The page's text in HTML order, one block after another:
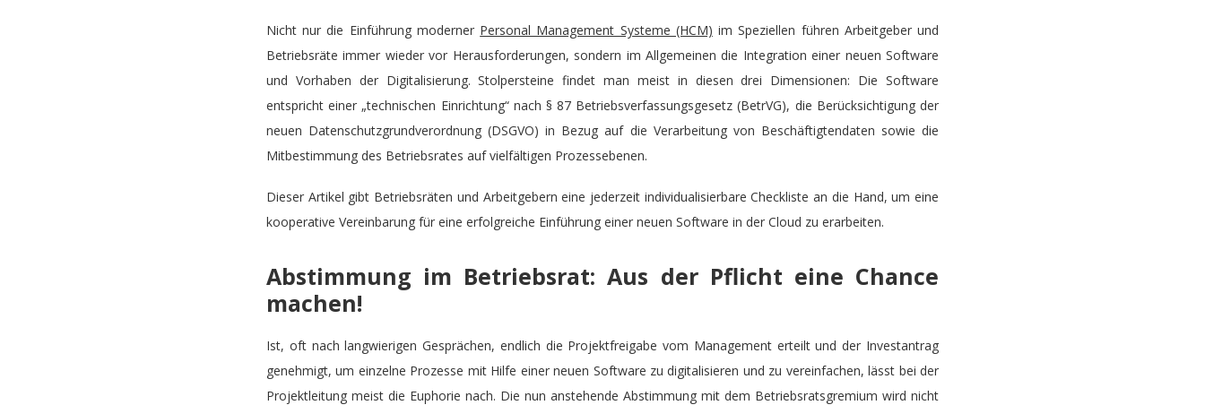
Nicht nur die Einführung moderner Personal Management Systeme (HCM) im Speziellen führen Arbeitgeber und
Betriebsräte immer wieder vor Herausforderungen, sondern im Allgemeinen die Integration einer neuen Software
und Vorhaben der Digitalisierung. Stolpersteine findet man meist in diesen drei Dimensionen: Die Software
entspricht einer „technischen Einrichtung“ nach § 87 Betriebsverfassungsgesetz (BetrVG), die Berücksichtigung der
neuen Datenschutzgrundverordnung (DSGVO) in Bezug auf die Verarbeitung von Beschäftigtendaten sowie die
Mitbestimmung des Betriebsrates auf vielfältigen Prozessebenen.
Dieser Artikel gibt Betriebsräten und Arbeitgebern eine jederzeit individualisierbare Checkliste an die Hand, um eine
kooperative Vereinbarung für eine erfolgreiche Einführung einer neuen Software in der Cloud zu erarbeiten.
Abstimmung im Betriebsrat: Aus der Pflicht eine Chance
machen!
Ist, oft nach langwierigen Gesprächen, endlich die Projektfreigabe vom Management erteilt und der Investantrag
genehmigt, um einzelne Prozesse mit Hilfe einer neuen Software zu digitalisieren und zu vereinfachen, lässt bei der
Projektleitung meist die Euphorie nach. Die nun anstehende Abstimmung mit dem Betriebsratsgremium wird nicht